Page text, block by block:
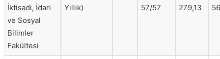
İktisadi, İdari
ve Sosyal
Bilimler
Fakültesi
Yıllık)
57/57
279,13